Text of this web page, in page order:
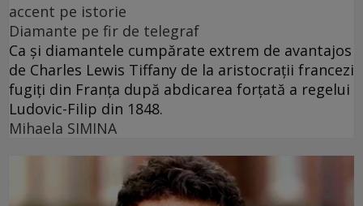
accent pe istorie
Diamante pe fir de telegraf
Ca și diamantele cumpărate extrem de avantajos
de Charles Lewis Tiffany de la aristocrații francezi
fugiți din Franța după abdicarea forțată a regelui
Ludovic-Filip din 1848.
Mihaela SIMINA